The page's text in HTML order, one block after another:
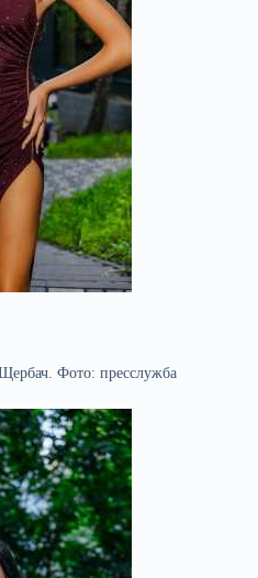
Фото: пресслужба